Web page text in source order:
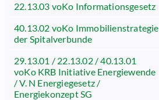
22.13.03 voKo Informationsgesetz
40.13.02 voKo Immobilienstrategie
der Spitalverbunde
29.13.01 / 22.13.02 / 40.13.01
voKo KRB Initiative Energiewende
/ V. N Energiegesetz /
Energiekonzept SG